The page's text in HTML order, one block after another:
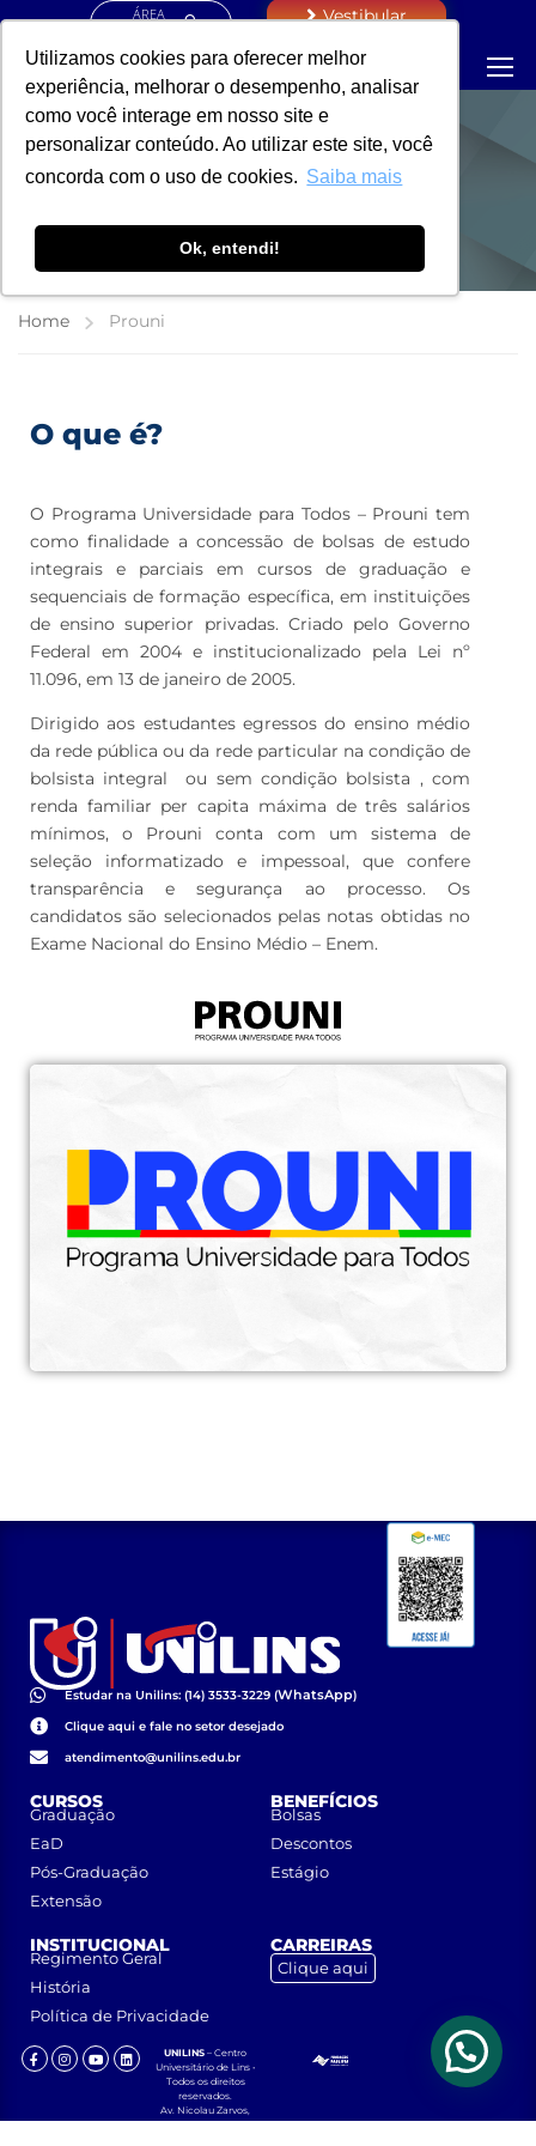
Utilizamos cookies para oferecer melhor
experiência, melhorar o desempenho, analisar
como você interage em nosso site e
personalizar conteúdo. Ao utilizar este site, você
concorda com o uso de cookies. Saiba mais
Ok, entendi!
ÁREA
Vestibular
PROUNI
Home Prouni
O que é?
O Programa Universidade para Todos – Prouni tem
como finalidade a concessão de bolsas de estudo
integrais e parciais em cursos de graduação e
sequenciais de formação específica, em instituições
de ensino superior privadas. Criado pelo Governo
Federal em 2004 e institucionalizado pela Lei nº
11.096, em 13 de janeiro de 2005.
Dirigido aos estudantes egressos do ensino médio
da rede pública ou da rede particular na condição de
bolsista integral ou sem condição bolsista , com
renda familiar per capita máxima de três salários
mínimos, o Prouni conta com um sistema de
seleção informatizado e impessoal, que confere
transparência e segurança ao processo. Os
candidatos são selecionados pelas notas obtidas no
Exame Nacional do Ensino Médio – Enem.
Estudar na Unilins: (14) 3533-3229 (WhatsApp)
Clique aqui e fale no setor desejado
atendimento@unilins.edu.br
CURSOS
Graduação
EaD
Pós-Graduação
Extensão
BENEFÍCIOS
Bolsas
Descontos
Estágio
INSTITUCIONAL
Regimento Geral
História
Política de Privacidade
CARREIRAS
Clique aqui
UNILINS – Centro
Universitário de Lins •
Todos os direitos
reservados.
Av. Nicolau Zarvos,
1925 – Jardim